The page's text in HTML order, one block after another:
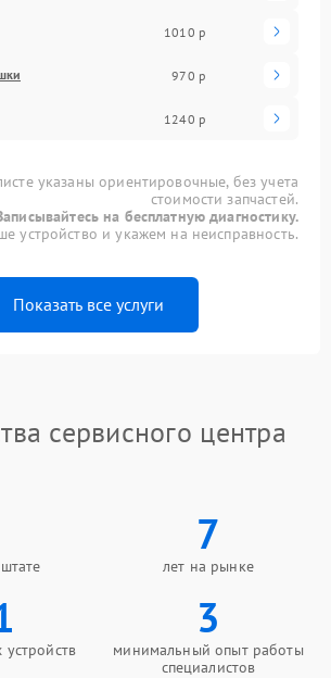
1010 р
970 р
1240 р
указаны ориентировочные, без учета
стоимости запчастей.
на бесплатную диагностику.
устройство и укажем на неисправность.
Показать все услуги
сервисного центра
7
лет на рынке
3
минимальный опыт работы
специалистов